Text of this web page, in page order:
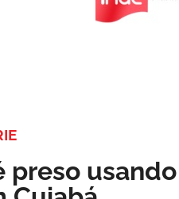
preso